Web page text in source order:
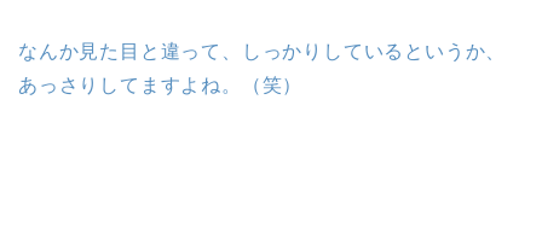
なんか見た目と違って、しっかりしているというか、
あっさりしてますよね。（笑）